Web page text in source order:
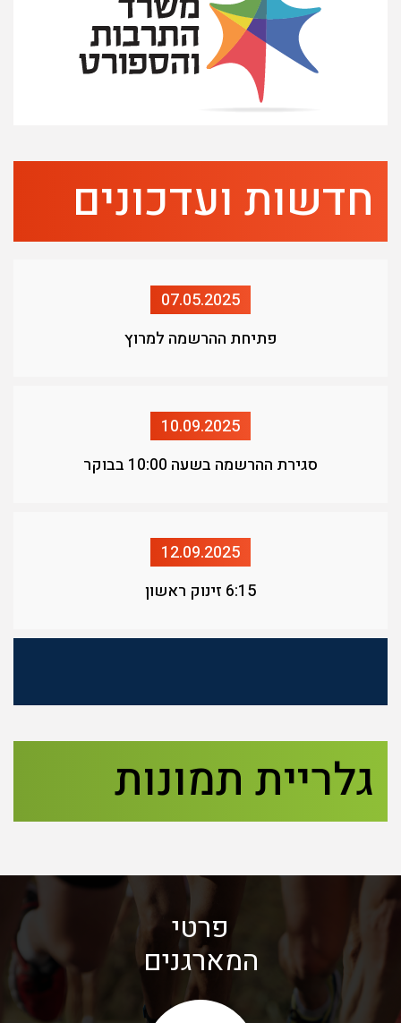
חדשות ועדכונים
07.05.2025
פתיחת ההרשמה למרוץ
10.09.2025
סגירת ההרשמה בשעה 10:00 בבוקר
12.09.2025
6:15 זינוק ראשון
גלריית תמונות
פרטי
המארגנים